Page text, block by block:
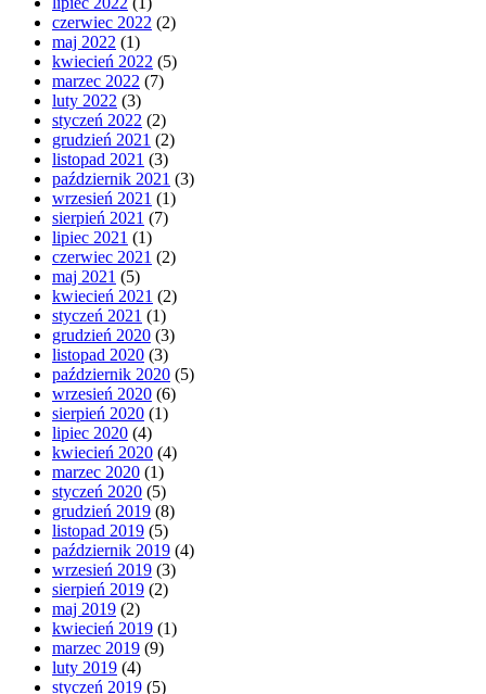
czerwiec 2022 (2)
maj 2022 (1)
kwiecień 2022 (5)
marzec 2022 (7)
luty 2022 (3)
styczeń 2022 (2)
grudzień 2021 (2)
listopad 2021 (3)
październik 2021 (3)
wrzesień 2021 (1)
sierpień 2021 (7)
lipiec 2021 (1)
czerwiec 2021 (2)
maj 2021 (5)
kwiecień 2021 (2)
styczeń 2021 (1)
grudzień 2020 (3)
listopad 2020 (3)
październik 2020 (5)
wrzesień 2020 (6)
sierpień 2020 (1)
lipiec 2020 (4)
kwiecień 2020 (4)
marzec 2020 (1)
styczeń 2020 (5)
grudzień 2019 (8)
listopad 2019 (5)
październik 2019 (4)
wrzesień 2019 (3)
sierpień 2019 (2)
maj 2019 (2)
kwiecień 2019 (1)
marzec 2019 (9)
luty 2019 (4)
styczeń 2019 (5)